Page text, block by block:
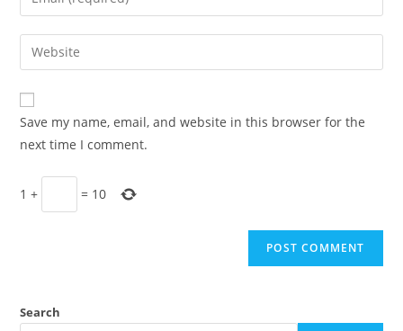
comment
your
email
address
comment
Enter
your
website
URL
(optional)
Save my name, email, and website in this browser for the
next time I comment.
1 + = 10
Search